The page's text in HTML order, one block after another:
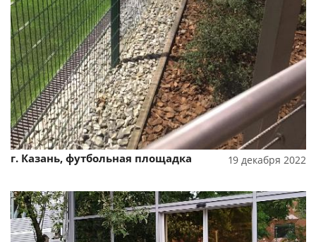
Смотреть проект
г. Казань, футбольная площадка 19 декабря 2022